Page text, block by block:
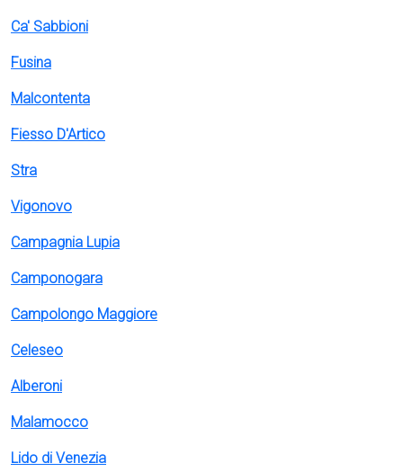
Ca' Sabbioni
Fusina
Malcontenta
Fiesso D'Artico
Stra
Vigonovo
Campagnia Lupia
Camponogara
Campolongo Maggiore
Celeseo
Alberoni
Malamocco
Lido di Venezia